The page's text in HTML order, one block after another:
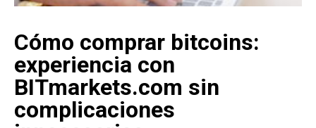
Cómo comprar bitcoins:
experiencia con
BITmarkets.com sin
complicaciones